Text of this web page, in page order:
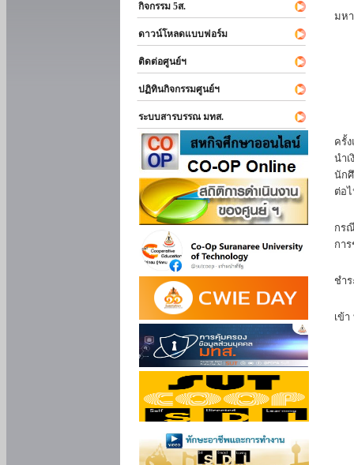
กิจกรรม 5ส.
ดาวน์โหลดแบบฟอร์ม
ติดต่อศูนย์ฯ
ปฏิทินกิจกรรมศูนย์ฯ
ระบบสารบรรณ มทส.
มห
ครั้
นำ
นัก
ต่อ
กร
กา
ชำ
เข้